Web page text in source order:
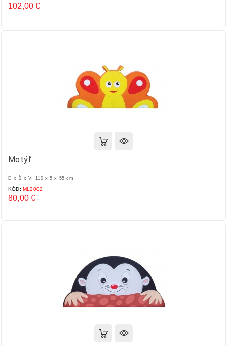
102,00 €
Motýľ
D x Š x V: 110 x 5 x 55 cm
KÓD: ML2002
80,00 €